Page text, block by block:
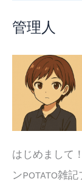
管理人
はじめまして
ンPOTATO雑